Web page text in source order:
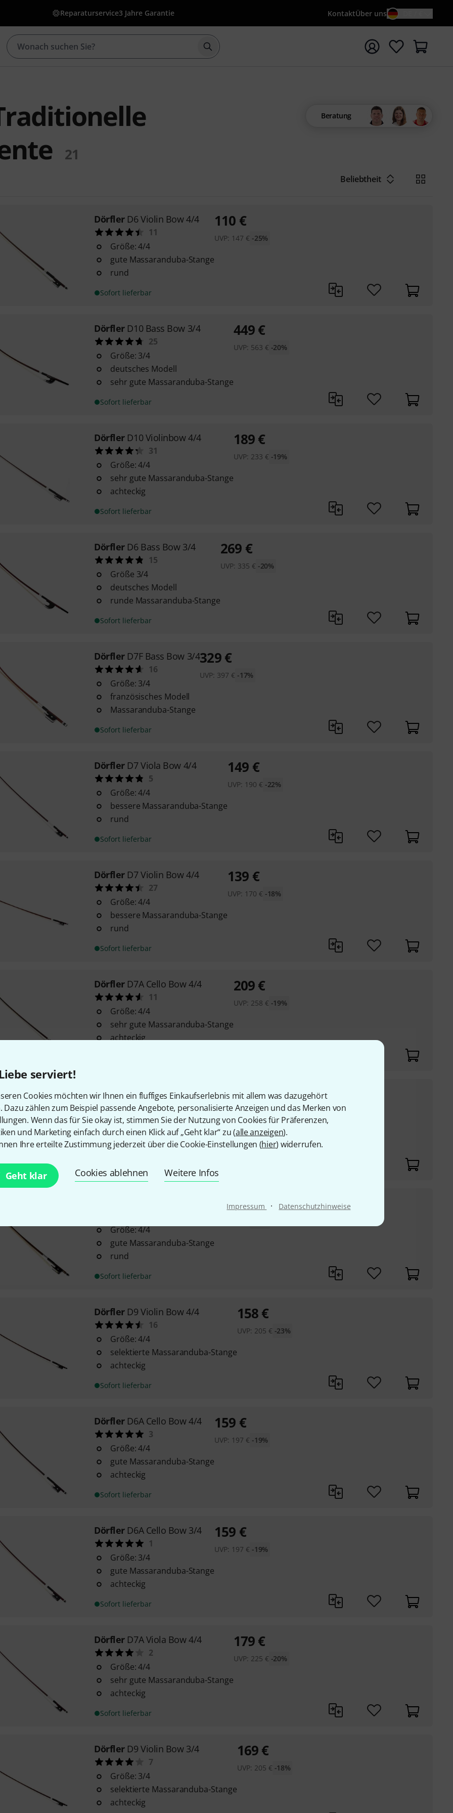
serviert!
Cookies möchten wir Ihnen ein fluffiges Einkaufserlebnis mit allem was dazugehört
Dazu zählen zum Beispiel passende Angebote, personalisierte Anzeigen und das Merken von
Wenn das für Sie okay ist, stimmen Sie der Nutzung von Cookies für Präferenzen,
und Marketing einfach durch einen Klick auf „Geht klar“ zu (alle anzeigen).
Ihre erteilte Zustimmung jederzeit über die Cookie-Einstellungen (hier) widerrufen.
Geht klar Cookies ablehnen Weitere Infos
Impressum · Datenschutzhinweise
Reparaturservice3 Jahre Garantie KontaktÜber uns
Suche mit Suchwort {searchTerm} starten
21
Beratung
Beliebtheit
Dörfler D6 Violin Bow 4/4
11
Größe: 4/4
gute Massaranduba-Stange
rund
Sofort lieferbar
110 €
UVP: 147 € -25%
Dörfler D10 Bass Bow 3/4
25
Größe: 3/4
deutsches Modell
sehr gute Massaranduba-Stange
Sofort lieferbar
449€
UVP: 563 € -20%
Dörfler D10 Violinbow 4/4
31
Größe: 4/4
sehr gute Massaranduba-Stange
achteckig
Sofort lieferbar
189€
UVP: 233 € -19%
Dörfler D6 Bass Bow 3/4
15
Größe 3/4
deutsches Modell
runde Massaranduba-Stange
Sofort lieferbar
269 €
UVP: 335 € -20%
Dörfler D7F Bass Bow 3/4
16
Größe: 3/4
französisches Modell
Massaranduba-Stange
Sofort lieferbar
329€
UVP: 397 € -17%
Dörfler D7 Viola Bow 4/4
5
Größe: 4/4
bessere Massaranduba-Stange
rund
Sofort lieferbar
149 €
UVP: 190 € -22%
Dörfler D7 Violin Bow 4/4
27
Größe: 4/4
bessere Massaranduba-Stange
rund
Sofort lieferbar
139 €
UVP: 170 € -18%
Dörfler D7A Cello Bow 4/4
11
Größe: 4/4
sehr gute Massaranduba-Stange
achteckig
209€
UVP: 258 € -19%
Dörfler D7A Bass Bow 3/4
6
Größe: 3/4
deutsches Modell
bessere Massaranduba-Stange
Sofort lieferbar
369 €
UVP:458 € -19%
Größe: 4/4
gute Massaranduba-Stange
rund
Sofort lieferbar
149€
Dörfler D9 Violin Bow 4/4
16
Größe: 4/4
selektierte Massaranduba-Stange
achteckig
Sofort lieferbar
158€
UVP: 205 € -23%
Dörfler D6A Cello Bow 4/4
3
Größe: 4/4
gute Massaranduba-Stange
achteckig
Sofort lieferbar
159 €
UVP: 197 € -19%
Dörfler D6A Cello Bow 3/4
1
Größe: 3/4
gute Massaranduba-Stange
achteckig
Sofort lieferbar
159 €
UVP: 197 € -19%
Dörfler D7A Viola Bow 4/4
2
Größe: 4/4
sehr gute Massaranduba-Stange
achteckig
Sofort lieferbar
179€
UVP: 225 € -20%
Dörfler D9 Violin Bow 3/4
7
Größe: 3/4
selektierte Massaranduba-Stange
achteckig
169€
UVP: 205 € -18%